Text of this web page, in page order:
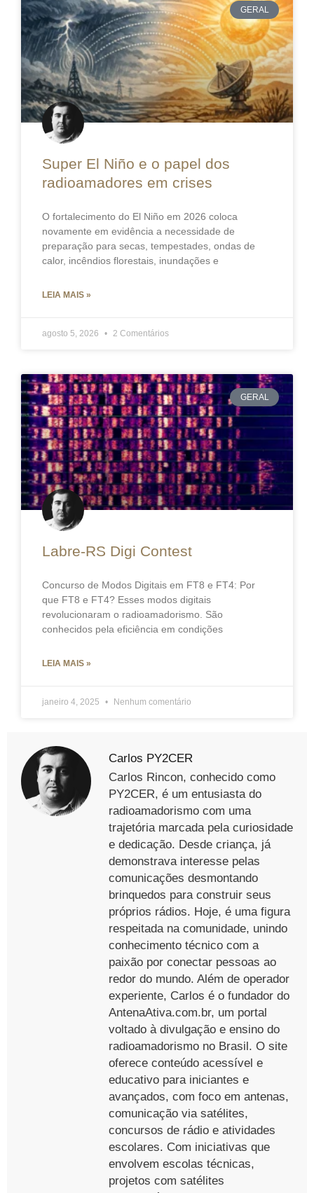
GERAL
Super El Niño e o papel dos
radioamadores em crises
O fortalecimento do El Niño em 2026 coloca
novamente em evidência a necessidade de
preparação para secas, tempestades, ondas de
calor, incêndios florestais, inundações e
LEIA MAIS »
agosto 5, 2026 2 Comentários
GERAL
Labre-RS Digi Contest
Concurso de Modos Digitais em FT8 e FT4: Por
que FT8 e FT4? Esses modos digitais
revolucionaram o radioamadorismo. São
conhecidos pela eficiência em condições
LEIA MAIS »
janeiro 4, 2025 Nenhum comentário
Carlos PY2CER
Carlos Rincon, conhecido como
PY2CER, é um entusiasta do
radioamadorismo com uma
trajetória marcada pela curiosidade
e dedicação. Desde criança, já
demonstrava interesse pelas
comunicações desmontando
brinquedos para construir seus
próprios rádios. Hoje, é uma figura
respeitada na comunidade, unindo
conhecimento técnico com a
paixão por conectar pessoas ao
redor do mundo. Além de operador
experiente, Carlos é o fundador do
AntenaAtiva.com.br, um portal
voltado à divulgação e ensino do
radioamadorismo no Brasil. O site
oferece conteúdo acessível e
educativo para iniciantes e
avançados, com foco em antenas,
comunicação via satélites,
concursos de rádio e atividades
escolares. Com iniciativas que
envolvem escolas técnicas,
projetos com satélites